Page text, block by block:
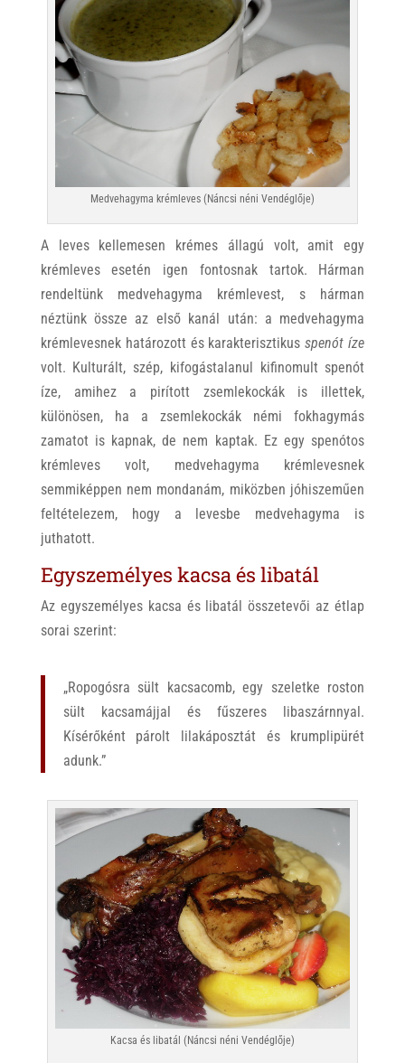
Medvehagyma krémleves (Náncsi néni Vendéglője)
A leves kellemesen krémes állagú volt, amit egy
krémleves esetén igen fontosnak tartok. Hárman
rendeltünk medvehagyma krémlevest, s hárman
néztünk össze az első kanál után: a medvehagyma
krémlevesnek határozott és karakterisztikusspenót íze
volt. Kulturált, szép, kifogástalanul kifinomult spenót
íze, amihez a pirított zsemlekockák is illettek,
különösen, ha a zsemlekockák némi fokhagymás
zamatot is kapnak, de nem kaptak. Ez egy spenótos
krémleves volt, medvehagyma krémlevesnek
semmiképpen nem mondanám, miközben jóhiszeműen
feltételezem, hogy a levesbe medvehagyma is
juthatott.
Egyszemélyes kacsa és libatál
Az egyszemélyes kacsa és libatál összetevői az étlap
sorai szerint:
„Ropogósra sült kacsacomb, egy szeletke roston
sült kacsamájjal és fűszeres libaszárnnyal.
Kísérőként párolt lilakáposztát és krumplipürét
adunk.”
Kacsa és libatál (Náncsi néni Vendéglője)